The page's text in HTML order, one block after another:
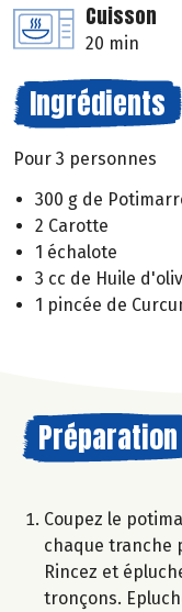
Cuisson
20 min
Ingrédients
Pour 3 personnes
300 g de
2 Carotte
1 échalote
3 cc de Huile
1 pincée de
Préparation
Coupez le
chaque tranche
Rincez et
tronçons.